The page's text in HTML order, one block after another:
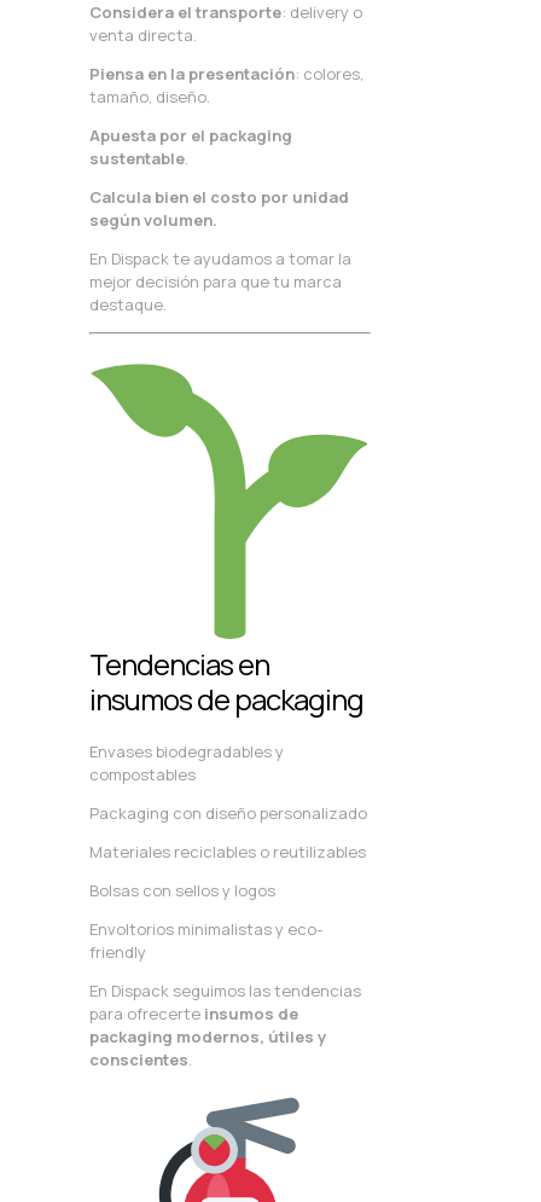
Considera el transporte: delivery o
venta directa.
Piensa en la presentación: colores,
tamaño, diseño.
Apuesta por el packaging
sustentable.
Calcula bien el costo por unidad
según volumen.
En Dispack te ayudamos a tomar la
mejor decisión para que tu marca
destaque.
Tendencias en
insumos de packaging
Envases biodegradables y
compostables
Packaging con diseño personalizado
Materiales reciclables o reutilizables
Bolsas con sellos y logos
Envoltorios minimalistas y eco-
friendly
En Dispack seguimos las tendencias
para ofrecerte insumos de
packaging modernos, útiles y
conscientes.